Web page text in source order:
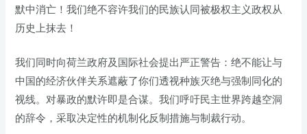
默中消亡！我们绝不容许我们的民族认同被极权主义政权从
历史上抹去！
我们同时向荷兰政府及国际社会提出严正警告：绝不能让与
中国的经济伙伴关系遮蔽了你们透视种族灭绝与强制同化的
视线。对暴政的默许即是合谋。我们呼吁民主世界跨越空洞
的辞令，采取决定性的机制化反制措施与制裁行动。